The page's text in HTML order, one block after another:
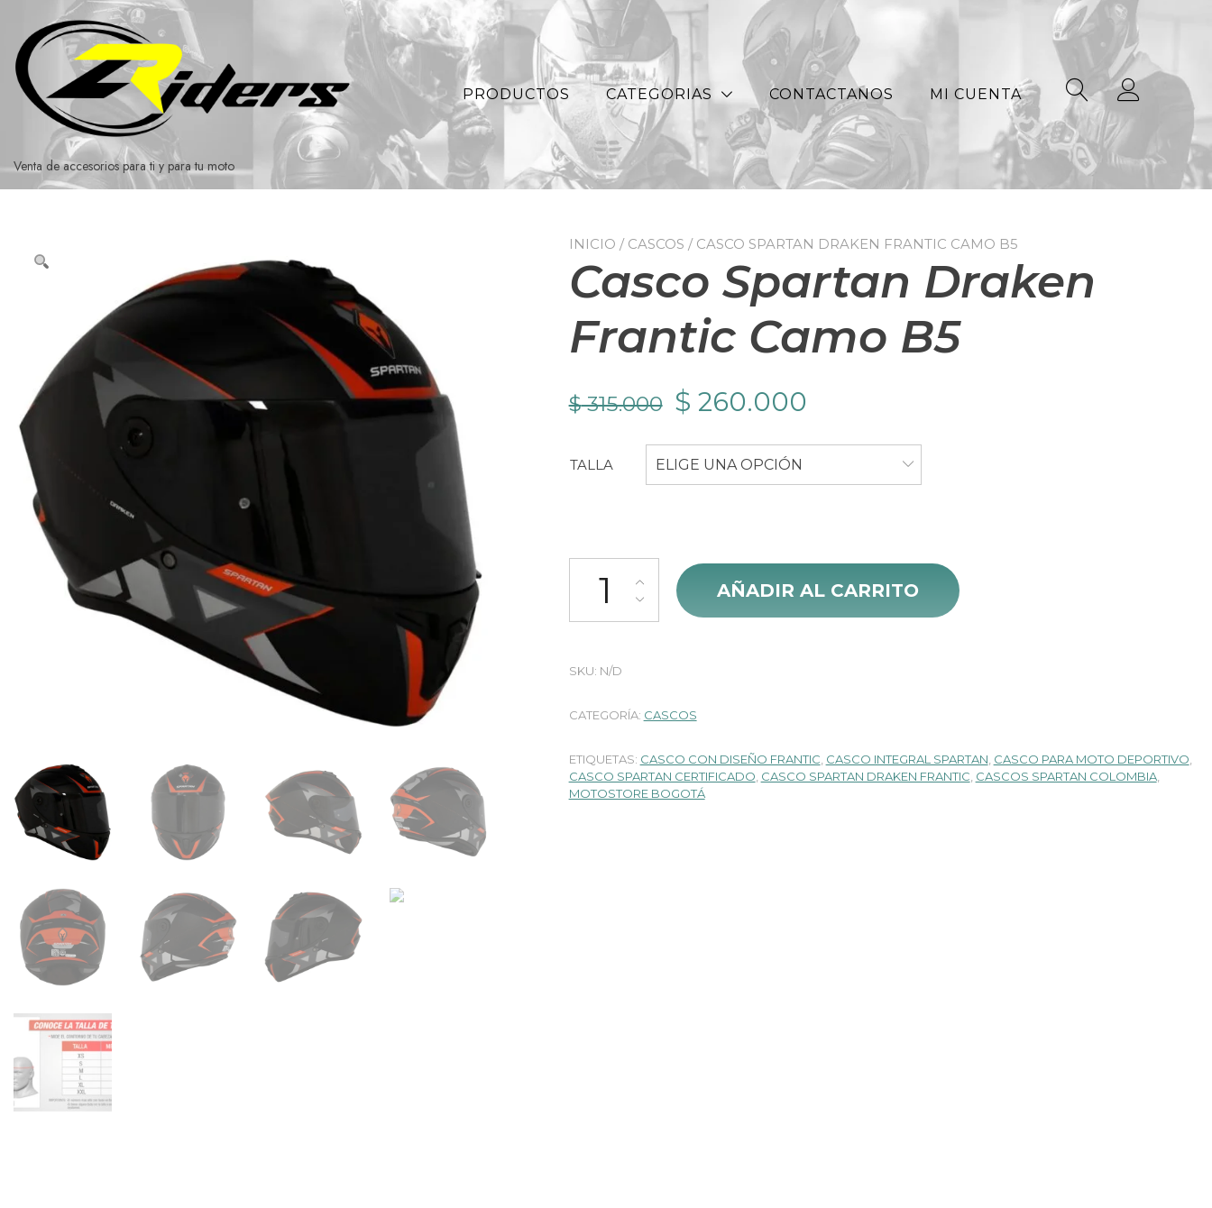
contenido
Venta de accesorios para ti y para tu moto
PRODUCTOS CATEGORIAS CONTACTANOS MI CUENTA
INICIO / CASCOS / CASCO SPARTAN DRAKEN FRANTIC CAMO B5
Casco Spartan Draken
Frantic Camo B5
$315.000 El
precio
original
$ 315.000.
$ 260.000
precio
actual
$ 260.000.
TALLA ELIGE UNA OPCIÓN
Casco Spartan Draken Frantic Camo B5 cantidad
AÑADIR AL CARRITO
SKU: N/D
CATEGORÍA: CASCOS
ETIQUETAS: CASCO CON DISEÑO FRANTIC CASCO INTEGRAL SPARTAN CASCO PARA MOTO DEPORTIVO
CASCO SPARTAN CERTIFICADO CASCO SPARTAN DRAKEN FRANTIC CASCOS SPARTAN COLOMBIA,
MOTOSTORE BOGOTÁ